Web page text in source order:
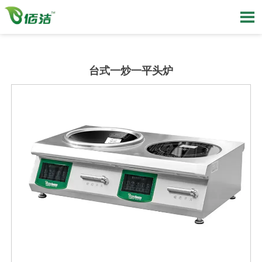

台式一炒一平头炉